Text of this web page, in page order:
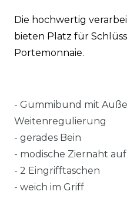
Die hochwertig
bieten Platz für
Portemonnaie.
- Gummibund mit
Weitenregulierung
- gerades Bein
- modische Ziernaht
- 2 Eingrifftaschen
- weich im Griff